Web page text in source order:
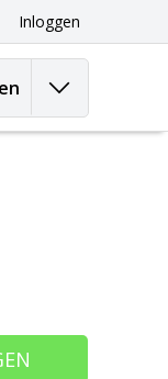
Inloggen